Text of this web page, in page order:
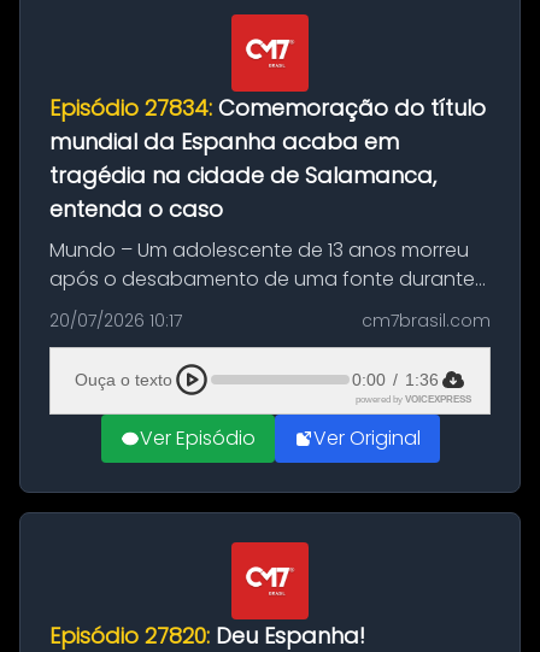
Episódio 27834: Comemoração do título
mundial da Espanha acaba em
tragédia na cidade de Salamanca,
entenda o caso
Mundo – Um adolescente de 13 anos morreu
após o desabamento de uma fonte durante
as comemorações pelo título da Copa do
Mundo conquistado pela Espanha, em
Ciudad Rodrigo, na província de Salamanca,
no...
20/07/2026 10:17 cm7brasil.com
Ouça o texto 0:00 / 1:36
powered by VOICEXPRESS
Ver Episódio Ver Original
Episódio 27820: Deu Espanha!